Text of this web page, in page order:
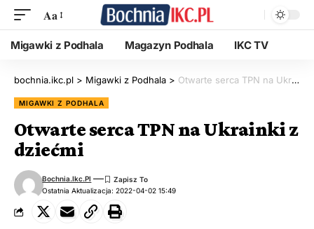
Aa
Migawki z Podhala Magazyn Podhala IKC TV
bochnia.ikc.pl > Migawki z Podhala > Otwarte serca TPN na Ukrainki z dziećmi
MIGAWKI Z PODHALA
Otwarte serca TPN na Ukrainki z
dziećmi
Ostatnia Aktualizacja: 2022-04-02 15:49
Bochnia.ikc.pl